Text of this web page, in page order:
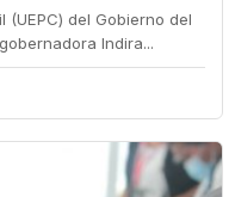
(UEPC) del Gobierno del
Indira...